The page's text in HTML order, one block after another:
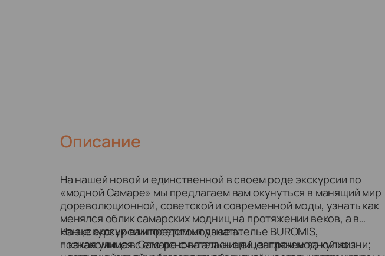
Описание
На нашей новой и единственной в своем роде экскурсии по
«модной Самаре» мы предлагаем вам окунуться в манящий мир
дореволюционной, советской и современной моды, узнать как
менялся облик самарских модниц на протяжении веков, а в
конце экскурсии посетим модное ателье BUROMIS,
познакомимся с его основательницей, заглянем за кулисы
На экскурсии вам предстоит узнать:
– какая улица в Самаре считалась эпицентром модной жизни;